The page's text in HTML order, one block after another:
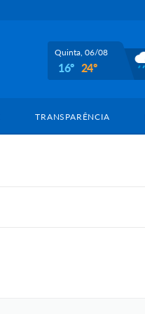
Quinta, 06/08
16º 24º
TRANSPARÊNCIA